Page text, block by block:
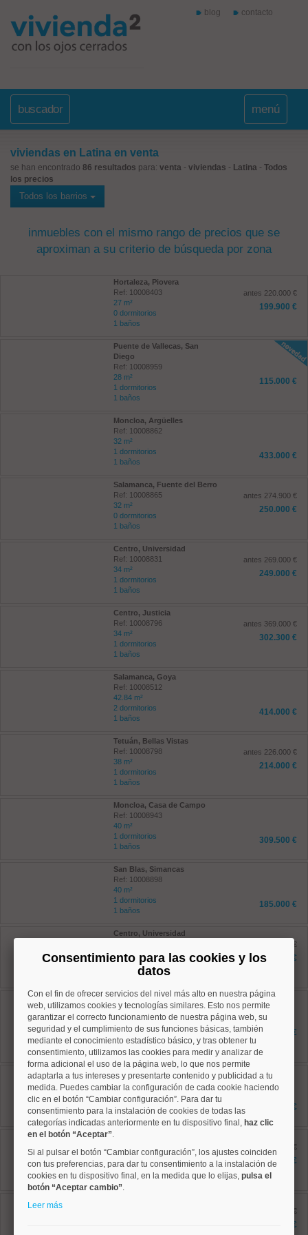
blog contacto
buscador menú
viviendas en Latina en venta
se han encontrado 86 resultados para: venta - viviendas - Latina - Todos
los precios
Todos los barrios
inmuebles con el mismo rango de precios que se
aproximan a su criterio de búsqueda por zona
Hortaleza, Piovera
Ref: 10008403
27 m²
0 dormitorios
1 baños
antes 220.000 €
199.900 €
Puente de Vallecas, San
Diego
Ref: 10008959
28 m²
1 dormitorios
1 baños
115.000 €
Moncloa, Argüelles
Ref: 10008862
32 m²
1 dormitorios
1 baños
433.000 €
Salamanca, Fuente del Berro
Ref: 10008865
32 m²
0 dormitorios
1 baños
antes 274.900 €
250.000 €
Centro, Universidad
Ref: 10008831
34 m²
1 dormitorios
1 baños
antes 269.000 €
249.000 €
Centro, Justicia
Ref: 10008796
34 m²
1 dormitorios
1 baños
antes 369.000 €
302.300 €
Salamanca, Goya
Ref: 10008512
42.84 m²
2 dormitorios
1 baños
414.000 €
Tetuán, Bellas Vistas
Ref: 10008798
38 m²
1 dormitorios
1 baños
antes 226.000 €
214.000 €
Moncloa, Casa de Campo
Ref: 10008943
40 m²
1 dormitorios
1 baños
309.500 €
San Blas, Simancas
Ref: 10008898
40 m²
1 dormitorios
1 baños
185.000 €
Centro, Universidad
42 m²
1 dormitorios
1 baños
antes 379.000 €
359.000 €
Puente de Vallecas, San
Diego
Ref: 10008636
43 m²
3 dormitorios
1 baños
249.000 €
Salamanca, Guindalera
Ref: 10008947
43 m²
1 dormitorios
1 baños
398.000 €
Centro, Universidad
44 m²
1 dormitorios
2 baños
antes 379.000 €
358.000 €
antes 469.000 €
361.000 €
Consentimiento para las cookies y los
datos
Con el fin de ofrecer servicios del nivel más alto en nuestra página
web, utilizamos cookies y tecnologías similares. Esto nos permite
garantizar el correcto funcionamiento de nuestra página web, su
seguridad y el cumplimiento de sus funciones básicas, también
mediante el conocimiento estadístico básico, y tras obtener tu
consentimiento, utilizamos las cookies para medir y analizar de
forma adicional el uso de la página web, lo que nos permite
adaptarla a tus intereses y presentarte contenido y publicidad a tu
medida. Puedes cambiar la configuración de cada cookie haciendo
clic en el botón “Cambiar configuración”. Para dar tu
consentimiento para la instalación de cookies de todas las
categorías indicadas anteriormente en tu dispositivo final, haz clic
en el botón “Aceptar”.
Si al pulsar el botón “Cambiar configuración”, los ajustes coinciden
con tus preferencias, para dar tu consentimiento a la instalación de
cookies en tu dispositivo final, en la medida que lo elijas, pulsa el
botón “Aceptar cambio”.
Leer más